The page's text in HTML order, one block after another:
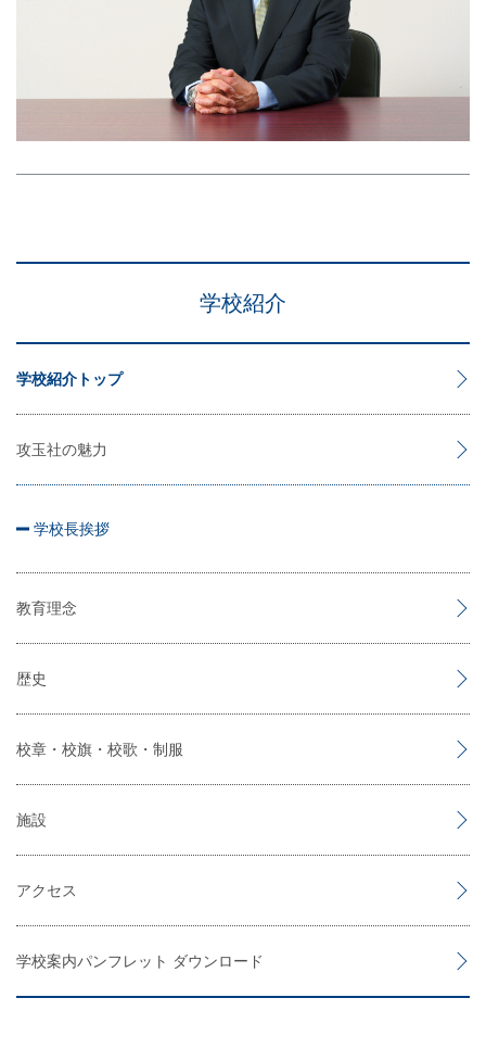
学校紹介
学校紹介トップ
攻玉社の魅力
学校長挨拶
教育理念
歴史
校章・校旗・校歌・制服
施設
アクセス
学校案内パンフレット ダウンロード